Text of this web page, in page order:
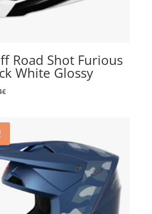
Road Shot Furious
White Glossy
€El
es: